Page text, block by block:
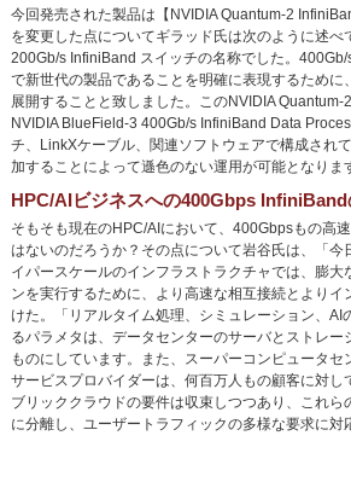
今回発売された製品は【NVIDIA Quantum-2
を変更した点についてギラッド氏は次のように述
200Gb/s InfiniBand スイッチの名称でした。
で新世代の製品であることを明確に表現するため
展開することと致しました。このNVIDIA
NVIDIA BlueField-3 400Gb/s InfiniBand Data
チ、LinkXケーブル、関連ソフトウェアで構成され
加することによって遜色のない運用が可能となりま
HPC/AIビジネスへの400Gbps InfiniBand
そもそも現在のHPC/AIにおいて、400Gbpsもの高
はないのだろうか？その点について岩谷氏は、「
イパースケールのインフラストラクチャでは、膨
ンを実行するために、より高速な相互接続とより
けた。「リアルタイム処理、シミュレーション、
るパラメタは、データセンターのサーバとストレ
ものにしています。また、スーパーコンピュータ
サービスプロバイダーは、何百万人もの顧客に対
ブリッククラウドの要件は収束しつつあり、これ
に分離し、ユーザートラフィックの多様な要求に